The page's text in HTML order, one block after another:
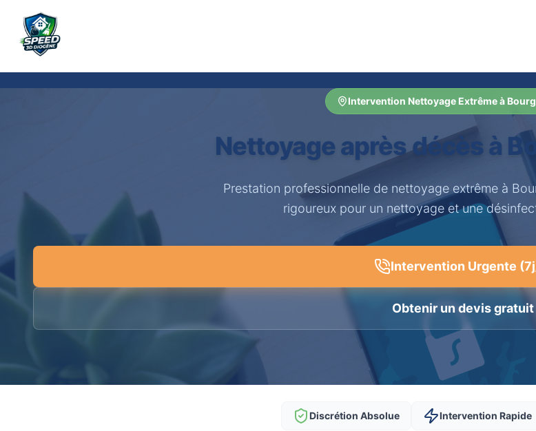
Intervention Nettoyage Extrême à
Nettoyage après décès à
Prestation professionnelle de nettoyage extrême à
rigoureux pour un nettoyage et une
Intervention Urgente
Obtenir un devis gratuit
Discrétion Absolue Intervention Rapide